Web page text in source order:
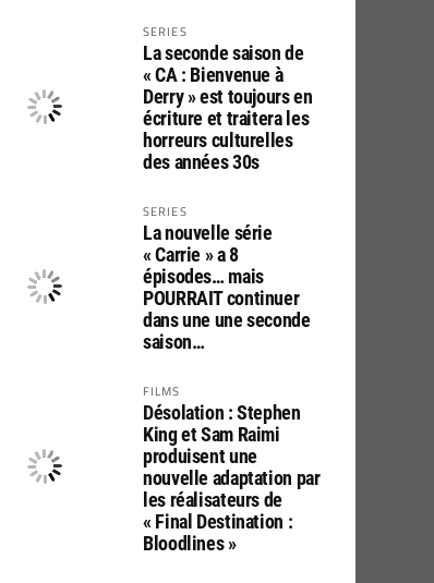
SERIES
La seconde saison de
« CA : Bienvenue à
Derry » est toujours en
écriture et traitera les
horreurs culturelles
des années 30s
SERIES
La nouvelle série
« Carrie » a 8
épisodes… mais
POURRAIT continuer
dans une une seconde
saison…
FILMS
Désolation : Stephen
King et Sam Raimi
produisent une
nouvelle adaptation par
les réalisateurs de
« Final Destination :
Bloodlines »